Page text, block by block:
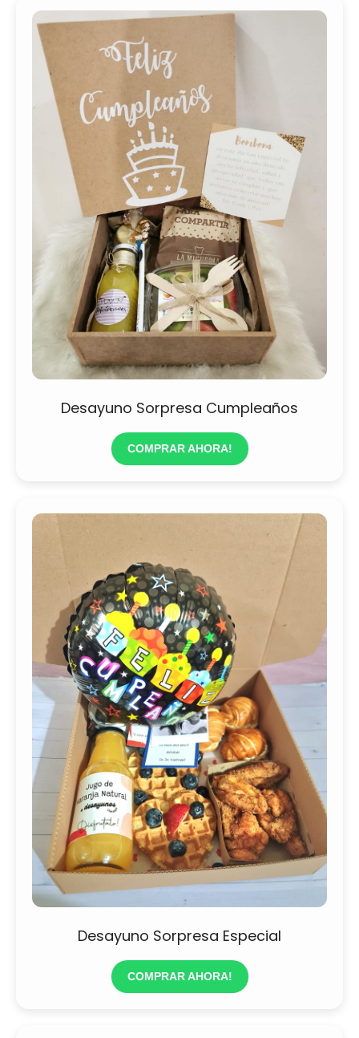
Desayuno Sorpresa Cumpleaños
COMPRAR AHORA!
Desayuno Sorpresa Especial
COMPRAR AHORA!